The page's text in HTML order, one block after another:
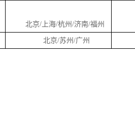
北京/上海/杭州/济南/福州
北京/苏州/广州